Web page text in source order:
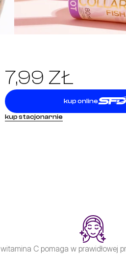
7,99 ZŁ
kup online
kup stacjonarnie
witamina C pomaga w prawidłowej